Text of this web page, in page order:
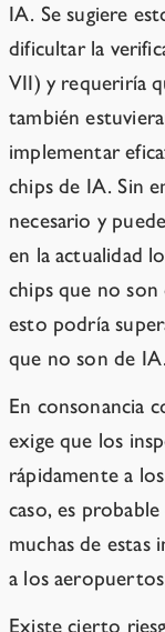
IA. Se sugiere
dificultar la
VII) y requeriría
también
implementar
chips de IA. Sin
necesario y
en la actualidad
chips que no
esto podría
que no son de IA.
En consonancia
exige que los
rápidamente a
caso, es
muchas de estas
a los
Existe cierto